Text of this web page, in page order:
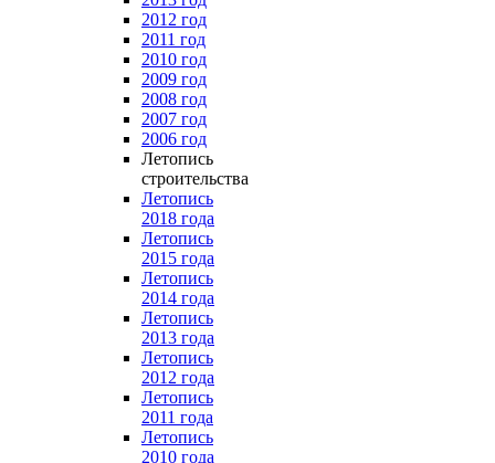
2012 год
2011 год
2010 год
2009 год
2008 год
2007 год
2006 год
Летопись
строительства
Летопись
2018 года
Летопись
2015 года
Летопись
2014 года
Летопись
2013 года
Летопись
2012 года
Летопись
2011 года
Летопись
2010 года